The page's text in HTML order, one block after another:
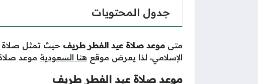
جدول المحتويات
متى موعد صلاة عيد الفطر طريف حيث تمثل صلاة
الإسلامي، لذا يعرض موقع هنا السعودية موعد
موعد صلاة عيد الفطر طريف